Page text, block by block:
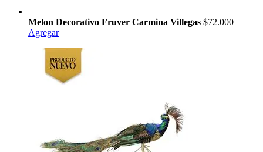
Melon Decorativo Fruver Carmina Villegas $72.000
Agregar